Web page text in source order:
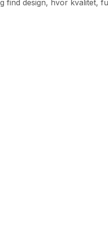
find design, hvor kvalitet,